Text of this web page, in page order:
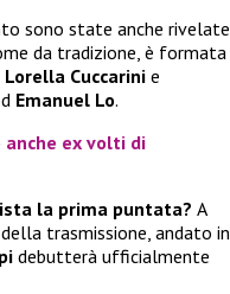
sono state anche rivelate
da tradizione, è formata
Lorella Cuccarini e
Emanuel Lo.
ex volti di
la prima puntata? A
trasmissione, andato in
debutterà ufficialmente